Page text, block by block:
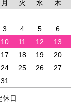
月 火 水 木
3 4 5 6
10 11 12 13
17 18 19 20
24 25 26 27
31
休日